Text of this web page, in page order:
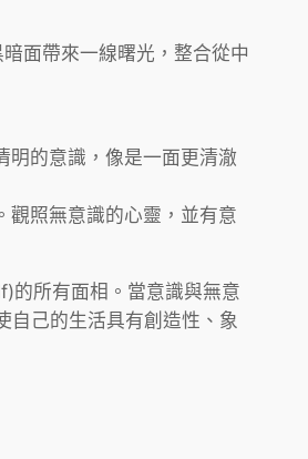
面帶來一線曙光，整合從中
明的意識，像是一面更清澈
觀照無意識的心靈，並有意
的所有面相。當意識與無意
自己的生活具有創造性、象